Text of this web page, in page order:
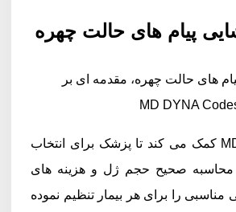
پیام های حالت چهره
های حالت چهره، مقدمه ای بر
معادلات MD-Codes کمک می کند تا پزشک برای انتخاب
صحیح حجم ژل و هزینه های
مناسبی را برای هر بیمار تنظیم نموده